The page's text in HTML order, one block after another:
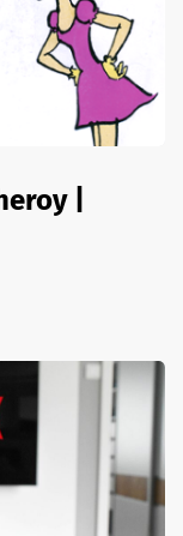
|